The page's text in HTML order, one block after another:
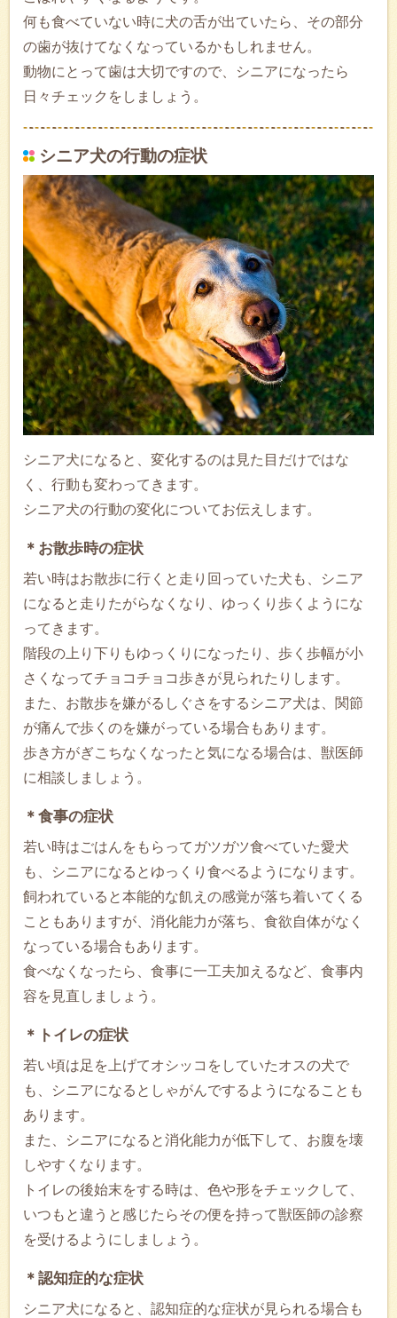
何も食べていない時に犬の舌が出ていたら、その部分
の歯が抜けてなくなっているかもしれません。
動物にとって歯は大切ですので、シニアになったら
日々チェックをしましょう。
シニア犬の行動の症状
シニア犬になると、変化するのは見た目だけではな
く、行動も変わってきます。
シニア犬の行動の変化についてお伝えします。
＊お散歩時の症状
若い時はお散歩に行くと走り回っていた犬も、シニア
になると走りたがらなくなり、ゆっくり歩くようにな
ってきます。
階段の上り下りもゆっくりになったり、歩く歩幅が小
さくなってチョコチョコ歩きが見られたりします。
また、お散歩を嫌がるしぐさをするシニア犬は、関節
が痛んで歩くのを嫌がっている場合もあります。
歩き方がぎこちなくなったと気になる場合は、獣医師
に相談しましょう。
＊食事の症状
若い時はごはんをもらってガツガツ食べていた愛犬
も、シニアになるとゆっくり食べるようになります。
飼われていると本能的な飢えの感覚が落ち着いてくる
こともありますが、消化能力が落ち、食欲自体がなく
なっている場合もあります。
食べなくなったら、食事に一工夫加えるなど、食事内
容を見直しましょう。
＊トイレの症状
若い頃は足を上げてオシッコをしていたオスの犬で
も、シニアになるとしゃがんでするようになることも
あります。
また、シニアになると消化能力が低下して、お腹を壊
しやすくなります。
トイレの後始末をする時は、色や形をチェックして、
いつもと違うと感じたらその便を持って獣医師の診察
を受けるようにしましょう。
＊認知症的な症状
シニア犬になると、認知症的な症状が見られる場合も